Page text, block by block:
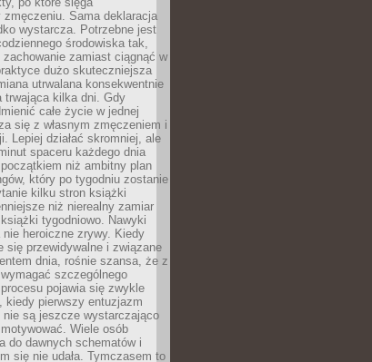
Sama deklaracja
wystarcza. Potrzebne jest
środowiska tak,
zachowanie zamiast ciągnąć w
dużo skuteczniejsza
utrwalana konsekwentnie
trwająca kilka dni. Gdy
całe życie w jednej
się z własnym zmęczeniem i
Lepiej działać skromniej, ale
spaceru każdego dnia
niż ambitny plan
który po tygodniu zostanie
kilku stron książki
niż nierealny zamiar
książki tygodniowo. Nawyki
nie heroiczne zrywy. Kiedy
się przewidywalne i związane
dnia, rośnie szansa, że z
szczególnego
procesu pojawia się zwykle
kiedy pierwszy entuzjazm
są jeszcze wystarczająco
Wiele osób
do dawnych schematów i
się nie udała. Tymczasem to